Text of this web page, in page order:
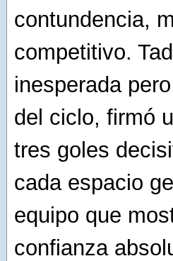
contundencia,
competitivo.
inesperada
del ciclo, firmó
tres goles
cada espacio
equipo que
confianza